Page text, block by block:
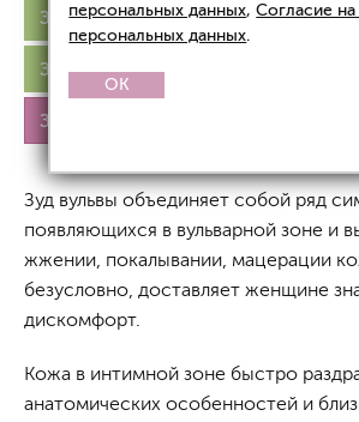
Зуд в интимной зоне
Зуд в интимной зоне без
Зуд в области вульвы
Зуд вульвы объединяет собой ряд
появляющихся в вульварной зоне и
жжении, покалывании, мацерации
безусловно, доставляет женщине
дискомфорт.
Кожа в интимной зоне быстро
анатомических особенностей и
персональных данных,Согласие
персональных данных.
OK